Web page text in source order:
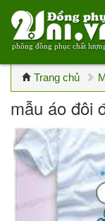
phông đồng phục chất
Trang chủ
mẫu áo đôi